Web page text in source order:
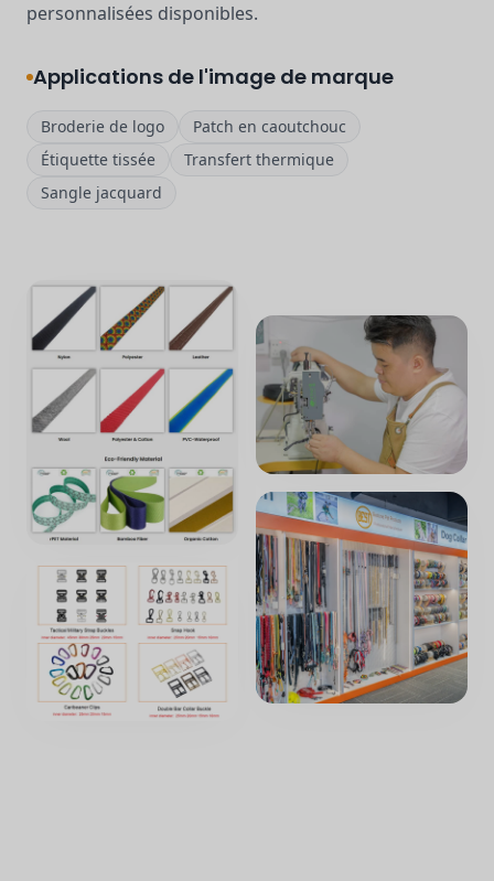
personnalisées disponibles.
Applications de l'image de marque
Broderie de logo
Patch en caoutchouc
Étiquette tissée
Transfert thermique
Sangle jacquard